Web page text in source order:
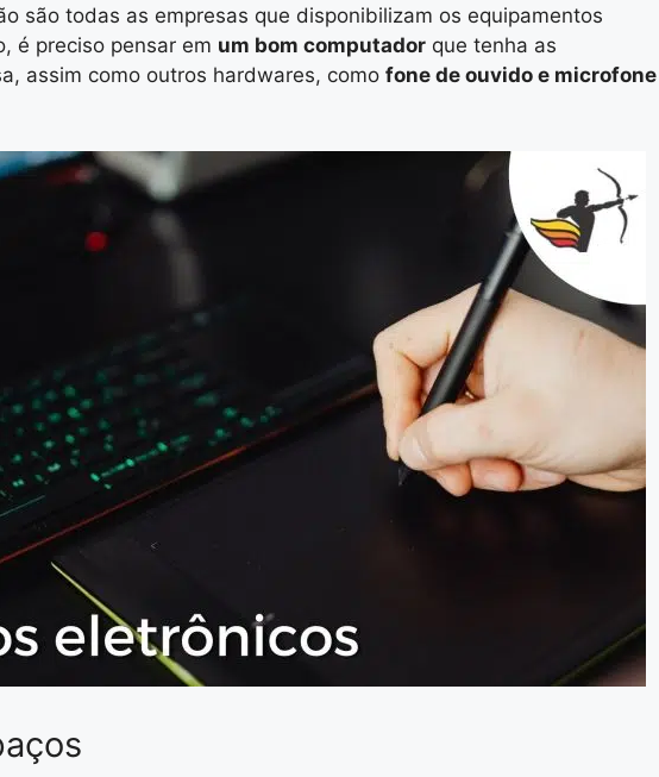
são todas as empresas que disponibilizam os equipamentos
é preciso pensar em um bom computador que tenha as
assim como outros hardwares, como fone de ouvido e microfone